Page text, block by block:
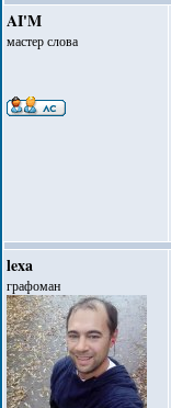
AI'M
мастер слова
lexa
графоман